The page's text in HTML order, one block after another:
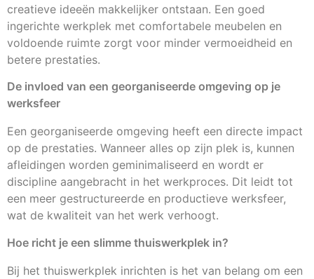
creatieve ideeën makkelijker ontstaan. Een goed
ingerichte werkplek met comfortabele meubelen en
voldoende ruimte zorgt voor minder vermoeidheid en
betere prestaties.
De invloed van een georganiseerde omgeving op je
werksfeer
Een georganiseerde omgeving heeft een directe impact
op de prestaties. Wanneer alles op zijn plek is, kunnen
afleidingen worden geminimaliseerd en wordt er
discipline aangebracht in het werkproces. Dit leidt tot
een meer gestructureerde en productieve werksfeer,
wat de kwaliteit van het werk verhoogt.
Hoe richt je een slimme thuiswerkplek in?
Bij het thuiswerkplek inrichten is het van belang om een